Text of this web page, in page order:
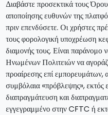
Διαβάστε προσεκτικά τους
αποποίησης ευθυνών της
πριν επενδύσετε. Οι χρήστες
τους φορολογική υποχρέωση
διαμονής τους. Είναι παράνομο
Ηνωμένων Πολιτειών να
προαίρεσης επί εμπορευμάτων,
συμβόλαια «πρόβλεψης», εκτός
διαπραγμάτευση και
εγγεγραμμένο στην CFTC ή